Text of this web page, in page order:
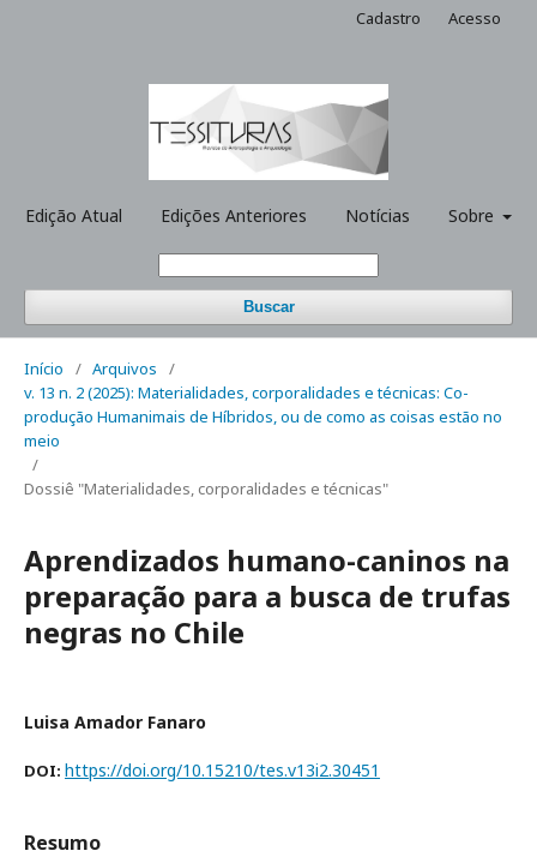
Edição Atual Edições Anteriores Notícias Sobre
Buscar
Cadastro Acesso
Início / Arquivos
/
v. 13 n. 2 (2025): Materialidades, corporalidades e técnicas: Co-
produção Humanimais de Híbridos, ou de como as coisas estão no
meio
/
Dossiê "Materialidades, corporalidades e técnicas"
Aprendizados humano-caninos na
preparação para a busca de trufas
negras no Chile
Luisa Amador Fanaro
DOI: https://doi.org/10.15210/tes.v13i2.30451
Resumo